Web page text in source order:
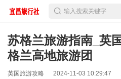
输入搜索关键字
苏格兰旅游指南_英
格兰高地旅游团
英国旅游攻略 2024-11-03 10:29:47